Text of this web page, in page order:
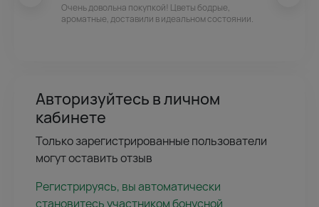
Очень довольна покупкой! Цветы бодрые,
ароматные, доставили в идеальном состоянии.
Авторизуйтесь в личном
кабинете
Только зарегистрированные пользователи
могут оставить отзыв
Регистрируясь, вы автоматически
становитесь участником бонусной